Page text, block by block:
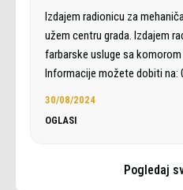
Izdajem radionicu za
užem centru grada. Izdajem
farbarske usluge sa
Informacije možete dobiti na:
30/08/2024
OGLASI
Pogledaj